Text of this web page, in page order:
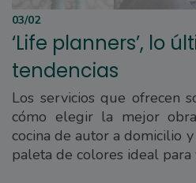
03/02
‘Life planners’, lo
tendencias
Los servicios que ofrecen
cómo elegir la mejor
cocina de autor a domicilio
paleta de colores ideal para